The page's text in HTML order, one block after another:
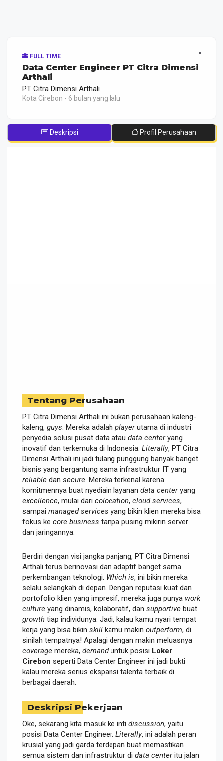
FULL TIME
Data Center Engineer PT Citra Dimensi
Arthali
PT Citra Dimensi Arthali
Kota Cirebon - 6 bulan yang lalu
Deskripsi Profil Perusahaan
Tentang Perusahaan
PT Citra Dimensi Arthali ini bukan perusahaan kaleng-
kaleng, guys . Mereka adalah playerutama di industri
penyedia solusi pusat data atau data centeryang
inovatif dan terkemuka di Indonesia. Literally, PT Citra
Dimensi Arthali ini jadi tulang punggung banyak banget
bisnis yang bergantung sama infrastruktur IT yang
reliable dan secure . Mereka terkenal karena
komitmennya buat nyediain layanan data centeryang
excellence, mulai dari colocation, cloud services,
sampai managed services yang bikin klien mereka bisa
fokus ke core business tanpa pusing mikirin server
dan jaringannya.
Berdiri dengan visi jangka panjang, PT Citra Dimensi
Arthali terus berinovasi dan adaptif banget sama
perkembangan teknologi. Which is, ini bikin mereka
selalu selangkah di depan. Dengan reputasi kuat dan
portofolio klien yang impresif, mereka juga punya work
culture yang dinamis, kolaboratif, dan supportive buat
growth tiap individunya. Jadi, kalau kamu nyari tempat
kerja yang bisa bikin skill kamu makin outperform, di
sinilah tempatnya! Apalagi dengan makin meluasnya
coverage mereka, demanduntuk posisi Loker
Cirebon seperti Data Center Engineer ini jadi bukti
kalau mereka serius ekspansi talenta terbaik di
berbagai daerah.
Deskripsi Pekerjaan
Oke, sekarang kita masuk ke inti discussion, yaitu
posisi Data Center Engineer. Literally, ini adalah peran
krusial yang jadi garda terdepan buat memastikan
semua sistem dan infrastruktur di data centeritu jalan